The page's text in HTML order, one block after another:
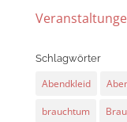
Schlagwörter
Abendkleid
brauchtum